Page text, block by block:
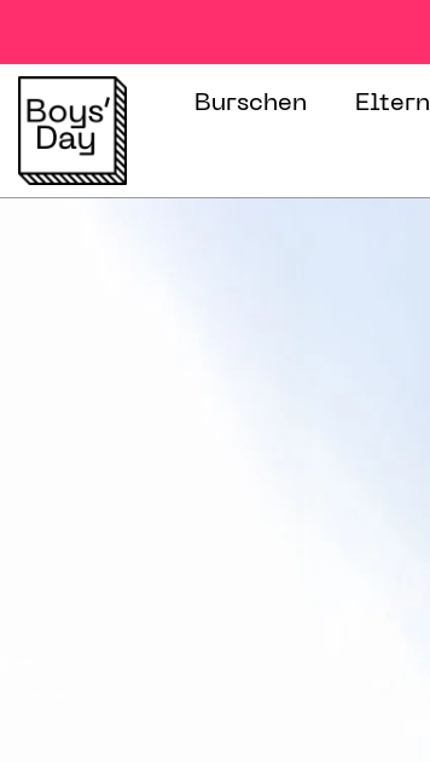
Burschen Eltern